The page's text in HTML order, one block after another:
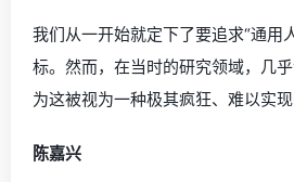
我们从一开始就定下了要追求“通用
标。然而，在当时的研究领域，几
为这被视为一种极其疯狂、难以实现
陈嘉兴